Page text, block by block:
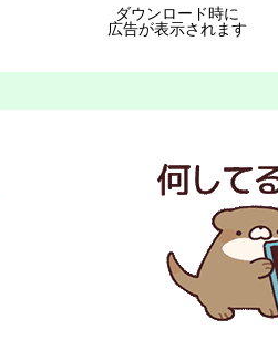
ダウンロード時に
広告が表示されます